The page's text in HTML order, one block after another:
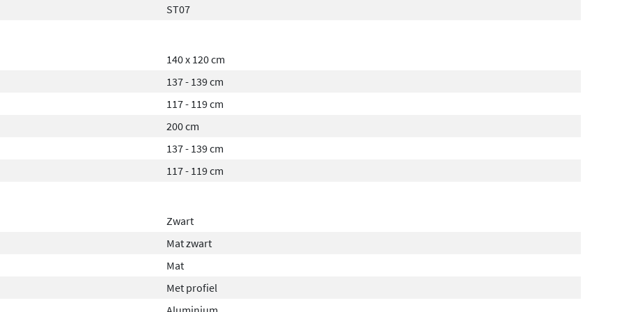
zich aan jouw wensen
wordt. De stevige
Met deze
doucheplezier in een
ST07
140 x 120 cm
137 - 139 cm
117 - 119 cm
200 cm
137 - 139 cm
117 - 119 cm
Zwart
Mat zwart
Mat
Met profiel